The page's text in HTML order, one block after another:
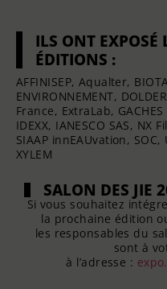
ILS ONT EXPOSÉ
ÉDITIONS :
AFFINISEP, Aqualter,
ENVIRONNEMENT,
France, ExtraLab,
IDEXX, IANESCO SAS, NX
SIAAP innEAUvation,
XYLEM
SALON DES JIE
Si vous souhaitez
la prochaine édition
les responsables du
sont à
à l’adresse :